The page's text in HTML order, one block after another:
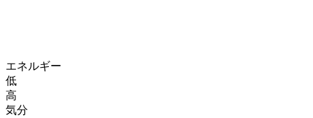
エネルギー
低
高
気分